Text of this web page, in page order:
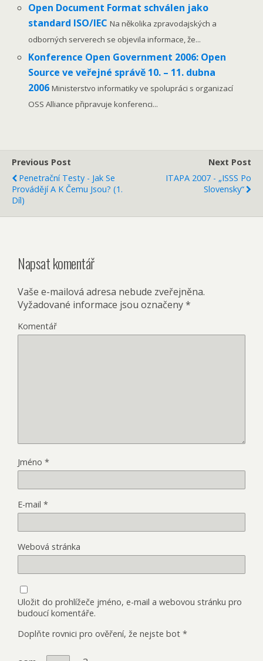
Open Document Format schválen jako
standard ISO/IECNa několika zpravodajských a
odborných serverech se objevila informace, že...
Konference Open Government 2006: Open
Source ve veřejné správě 10. – 11. dubna
2006Ministerstvo informatiky ve spolupráci s organizací
OSS Alliance připravuje konferenci...
Previous Post
Penetrační Testy - Jak Se
Provádějí A K Čemu Jsou? (1.
Díl)
Next Post
ITAPA 2007 - „ISSS Po
Slovensky“
Napsat komentář
Vaše e-mailová adresa nebude zveřejněna.
Vyžadované informace jsou označeny*
Komentář
Jméno *
E-mail *
Webová stránka
Uložit do prohlížeče jméno, e-mail a webovou stránku pro
budoucí komentáře.
Doplňte rovnici pro ověření, že nejste bot *